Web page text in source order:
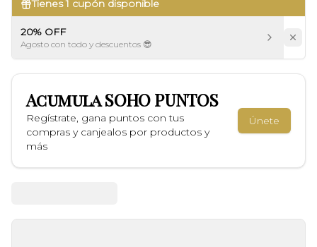
Tienes1 cupón disponible
20% OFF
Agosto con todo y descuentos 😎
AcumulaSOHO PUNTOS
Regístrate, gana puntos con tus
compras y canjealos por productos y
más
Únete